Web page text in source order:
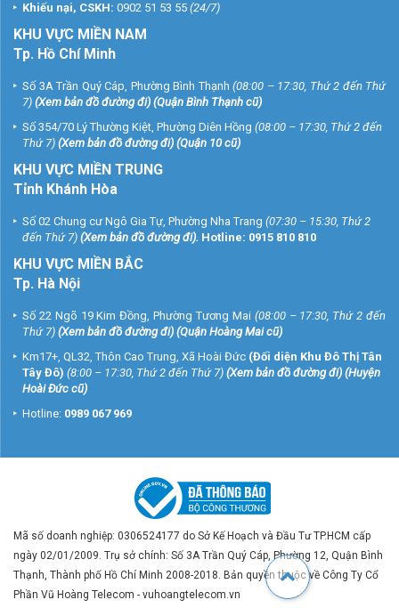
Khiếu nại, CSKH: 0902 51 53 55 (24/7)
KHU VỰC MIỀN NAM
Tp. Hồ Chí Minh
Số 3A Trần Quý Cáp, Phường Bình Thạnh (08:00 – 17:30, Thứ 2 đến Thứ
7) (Xem bản đồ đường đi) (Quận Bình Thạnh cũ)
Số 354/70 Lý Thường Kiệt, Phường Diên Hồng (08:00 – 17:30, Thứ 2 đến
Thứ 7) (Xem bản đồ đường đi) (Quận 10 cũ)
KHU VỰC MIỀN TRUNG
Tỉnh Khánh Hòa
Số 02 Chung cư Ngô Gia Tự, Phường Nha Trang (07:30 – 15:30, Thứ 2
đến Thứ 7) (Xem bản đồ đường đi). Hotline: 0915 810 810
KHU VỰC MIỀN BẮC
Tp. Hà Nội
Số 22 Ngõ 19 Kim Đồng, Phường Tương Mai (08:00 – 17:30, Thứ 2 đến
Thứ 7) (Xem bản đồ đường đi) (Quận Hoàng Mai cũ)
Km17+, QL32, Thôn Cao Trung, Xã Hoài Đức (Đối diện Khu Đô Thị Tân
Tây Đô) (8:00 – 17:30, Thứ 2 đến Thứ 7) (Xem bản đồ đường đi) (Huyện
Hoài Đức cũ)
Hotline: 0989 067 969
Mã số doanh nghiệp: 0306524177 do Sở Kế Hoạch và Đầu Tư TP.HCM cấp
ngày 02/01/2009. Trụ sở chính: Số 3A Trần Quý Cáp, Phường 12, Quận Bình
Thạnh, Thành phố Hồ Chí Minh 2008-2018. Bản quyền thuộc về Công Ty Cổ
Phần Vũ Hoàng Telecom - vuhoangtelecom.vn